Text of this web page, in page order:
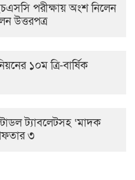
পরীক্ষায় অংশ নিলেন
উত্তরপত্র
১০ম ত্রি-বার্ষিক
ট্যাবলেটসহ ‘মাদক
৩